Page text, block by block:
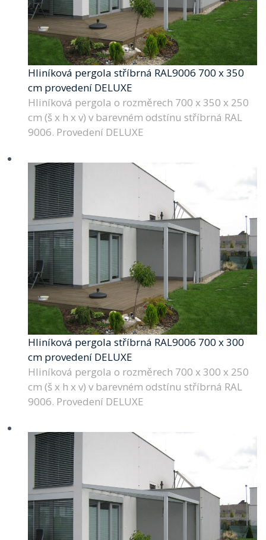
Hliníková pergola stříbrná RAL9006 700 x 350
cm provedení DELUXE
Hliníková pergola o rozměrech 700 x 350 x 250
cm (š x h x v) v barevném odstínu stříbrná RAL
9006. Provedení DELUXE
Hliníková pergola stříbrná RAL9006 700 x 300
cm provedení DELUXE
Hliníková pergola o rozměrech 700 x 300 x 250
cm (š x h x v) v barevném odstínu stříbrná RAL
9006. Provedení DELUXE